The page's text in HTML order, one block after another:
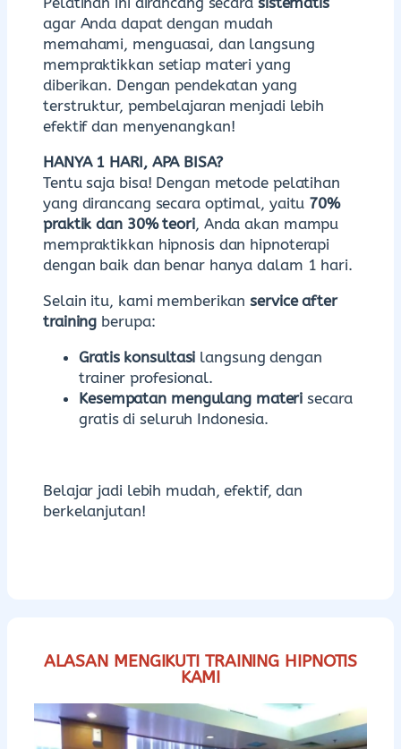
agar Anda dapat dengan mudah
memahami, menguasai, dan langsung
mempraktikkan setiap materi yang
diberikan. Dengan pendekatan yang
terstruktur, pembelajaran menjadi lebih
efektif dan menyenangkan!
HANYA 1 HARI, APA BISA?
Tentu saja bisa! Dengan metode pelatihan
yang dirancang secara optimal, yaitu 70%
praktik dan 30% teori, Anda akan mampu
mempraktikkan hipnosis dan hipnoterapi
dengan baik dan benar hanya dalam 1 hari.
Selain itu, kami memberikanservice after
training berupa:
Gratis konsultasi langsung dengan
trainer profesional.
Kesempatan mengulang materi secara
gratis di seluruh Indonesia.
Belajar jadi lebih mudah, efektif, dan
berkelanjutan!
ALASAN MENGIKUTI TRAINING HIPNOTIS
KAMI